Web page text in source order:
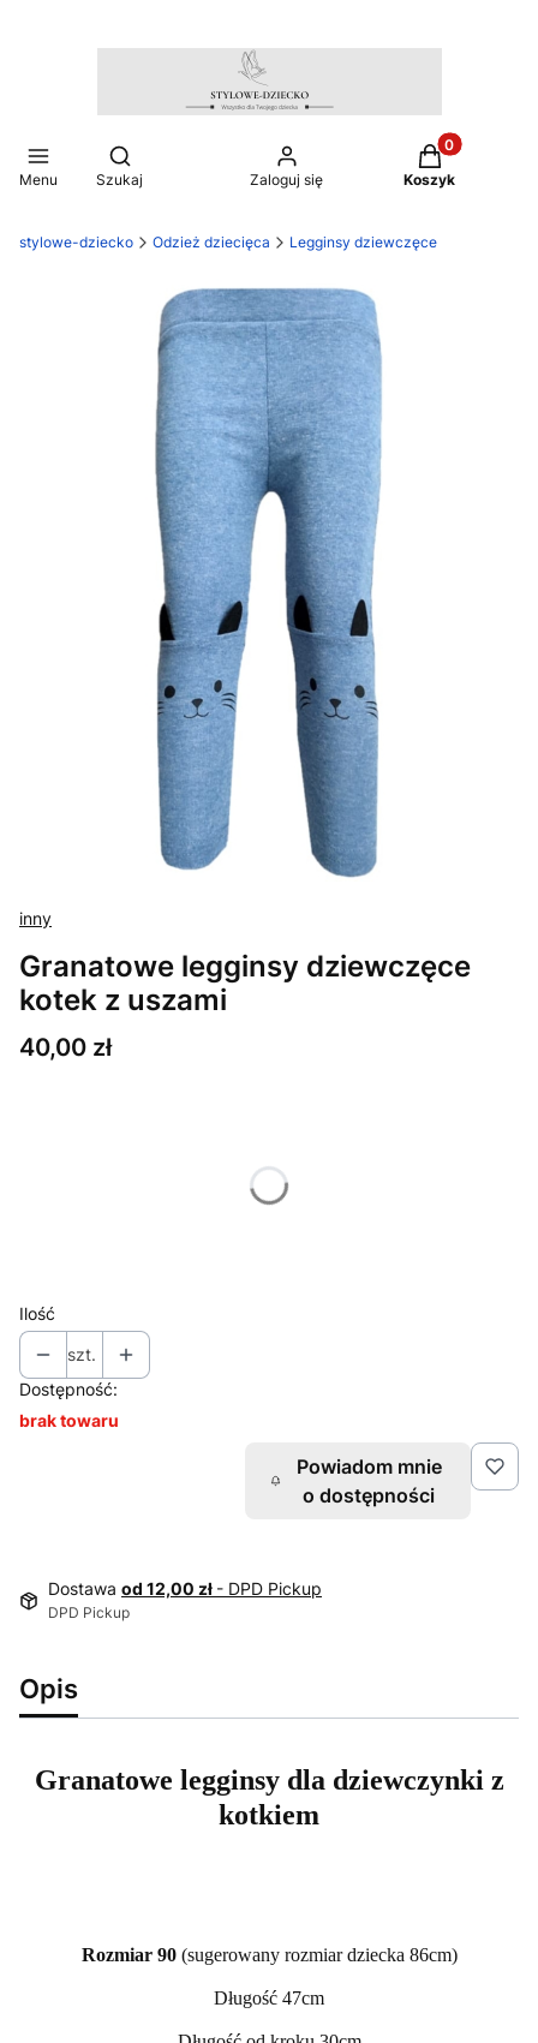
Menu
Otwórz wyszukiwarkę
Szukaj Zaloguj się
Produkty w
Koszyk
stylowe-dziecko Odzież dziecięca Legginsy dziewczęce
inny
Granatowe legginsy dziewczęce
kotek z uszami
Cena
40,00 zł
Ilość
szt.
Dostępność:
brak towaru
Powiadom mnie
o dostępności
Dostawa od 12,00 zł - DPD Pickup
DPD Pickup
Opis
Granatowe legginsy dla dziewczynki z
kotkiem
Rozmiar 90(sugerowany rozmiar dziecka 86cm)
Długość 47cm